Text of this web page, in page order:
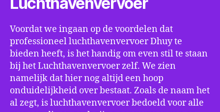
Voordat we ingaan op de voordelen dat
professioneel luchthavenvervoer Dhuy te
bieden heeft, is het handig om even stil te staan
bij het Luchthavenvervoer zelf. We zien
namelijk dat hier nog altijd een hoop
onduidelijkheid over bestaat. Zoals de naam het
al zegt, is luchthavenvervoer bedoeld voor alle